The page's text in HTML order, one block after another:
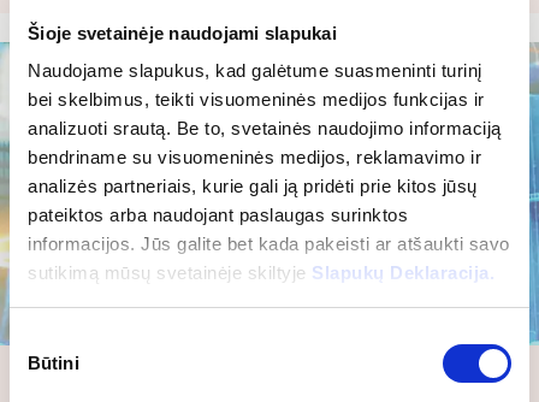
Šioje svetainėje naudojami slapukai
Naudojame slapukus, kad galėtume suasmeninti turinį
bei skelbimus, teikti visuomeninės medijos funkcijas ir
analizuoti srautą. Be to, svetainės naudojimo informaciją
bendriname su visuomeninės medijos, reklamavimo ir
analizės partneriais, kurie gali ją pridėti prie kitos jūsų
pateiktos arba naudojant paslaugas surinktos
informacijos. Jūs galite bet kada pakeisti ar atšaukti savo
sutikimą mūsų svetainėje skiltyje Slapukų Deklaracija.
Sutikimo
pasirinkimas
Būtini